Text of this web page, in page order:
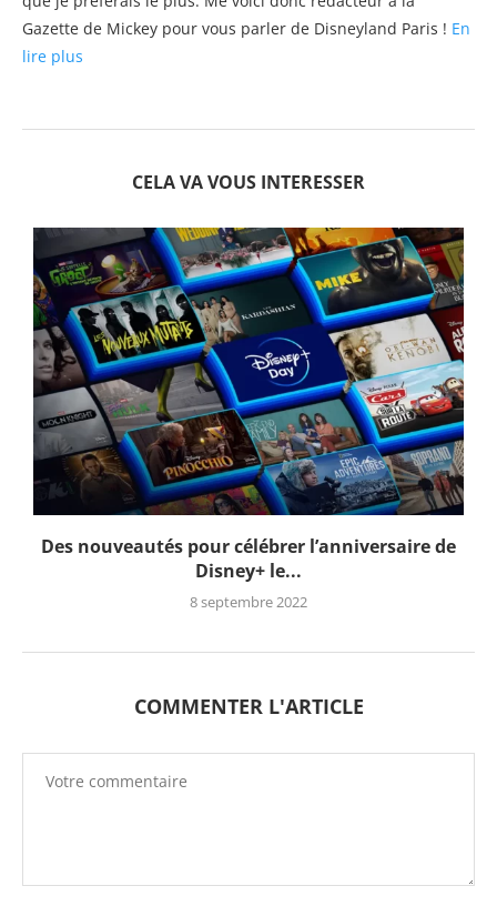
Gazette de Mickey pour vous parler de Disneyland Paris ! En
lire plus
CELA VA VOUS INTERESSER
Des nouveautés pour célébrer l’anniversaire de
Disney+ le...
8 septembre 2022
COMMENTER L'ARTICLE